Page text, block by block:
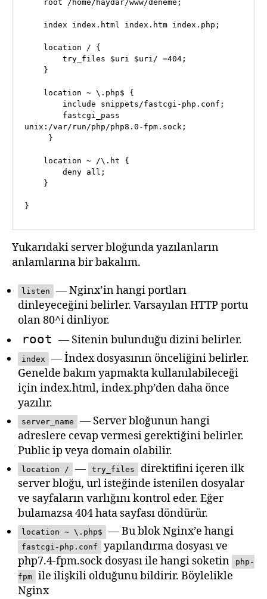
unix:/var/run/php/php8.0-fpm.sock;
}
Yukarıdaki server bloğunda yazılanların
anlamlarına bir bakalım.
listen
— Nginx’in hangi portları
dinleyeceğini belirler. Varsayılan HTTP portu
olan 80^i dinliyor.
root — Sitenin bulunduğu dizini belirler.
index
— İndex dosyasının önceliğini belirler.
Genelde bakım yapmakta kullanılabileceği
için index.html, index.php’den daha önce
yazılır.
server_name
— Server bloğunun hangi
adreslere cevap vermesi gerektiğini belirler.
Public ip veya domain olabilir.
location / — try_files
direktifini içeren ilk
server bloğu, url isteğinde istenilen dosyalar
ve sayfaların varlığını kontrol eder. Eğer
bulamazsa 404 hata sayfası döndürür.
location ~ \.php$ — Bu blok Nginx’e hangi
fastcgi-php.conf
yapılandırma dosyası ve
php7.4-fpm.sock dosyası ile hangi soketin
php-
fpm
ile ilişkili olduğunu bildirir. Böylelikle
Nginx